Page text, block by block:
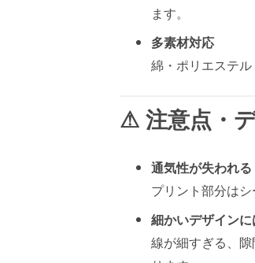
ます。
多素材対応
綿・ポリエステ
⚠ 注意点・
通気性が失われる
プリント部分は
細かいデザイン
線が細すぎる、